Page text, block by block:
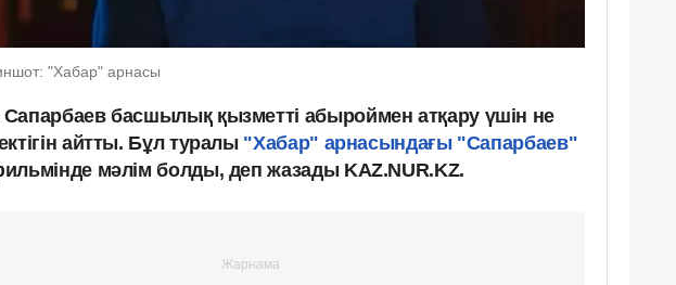
"Хабар" арнасы
Сапарбаев басшылық қызметті абыроймен атқару үшін не
айтты. Бұл туралы "Хабар" арнасындағы "Сапарбаев"
мәлім болды, деп жазады KAZ.NUR.KZ.